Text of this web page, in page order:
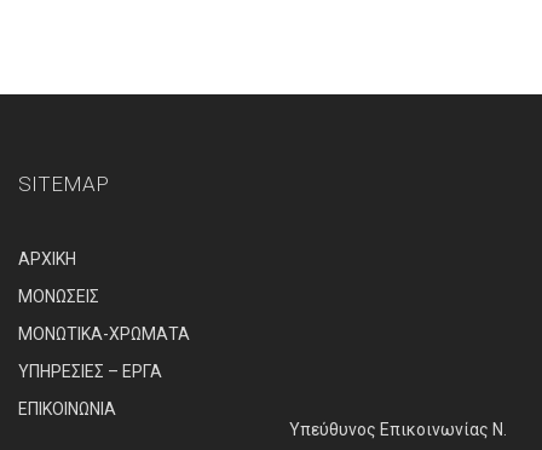
SITEMAP
ΑΡΧΙΚΗ
ΜΟΝΩΣΕΙΣ
ΜΟΝΩΤΙΚΑ-ΧΡΩΜΑΤΑ
ΥΠΗΡΕΣΙΕΣ – ΕΡΓΑ
ΕΠΙΚΟΙΝΩΝΙΑ
Υπεύθυνος Επικοινωνίας Ν.